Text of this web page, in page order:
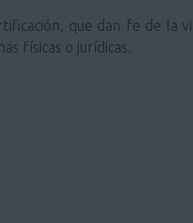
que dan fe de la
físicas o jurídicas.